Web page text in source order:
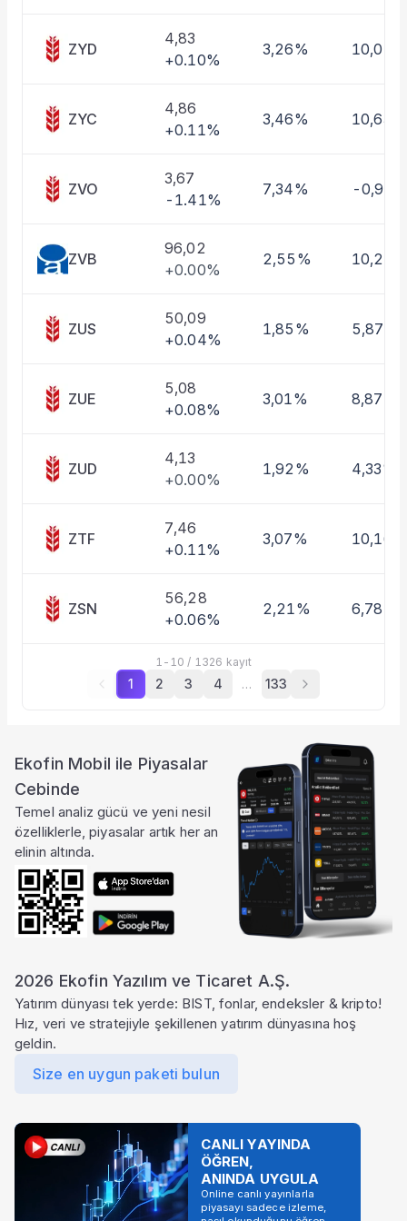
Fiyat Endeks Değişimi
ZYD
4,83
+0.10%
3,26% 10,01%
ZYC
4,86
+0.11%
3,46% 10,63%
ZVO
3,67
-1.41%
7,34% -0,97%
ZVB
96,02
+0.00%
2,55%
ZUS
50,09
+0.04%
1,85% 5,87%
ZUE
5,08
+0.08%
3,01% 8,87%
ZUD
4,13
+0.00%
1,92% 4,33%
ZTF
7,46
+0.11%
3,07% 10,16%
ZSN
56,28
+0.06%
2,21% 6,78%
1 - 10 / 1326 kayıt
1 2 3 4 … 133
Ekofin Mobil ile Piyasalar
Cebinde
Temel analiz gücü ve yeni nesil
özelliklerle, piyasalar artık her an
elinin altında.
2026 Ekofin Yazılım ve Ticaret A.Ş.
Yatırım dünyası tek yerde: BIST, fonlar, endeksler & kripto!
Hız, veri ve stratejiyle şekillenen yatırım dünyasına hoş
geldin.
Size en uygun paketi bulun
CANLI YAYINDA
ÖĞREN,
ANINDA UYGULA
Online canlı yayınlarla
piyasayı sadece izleme,